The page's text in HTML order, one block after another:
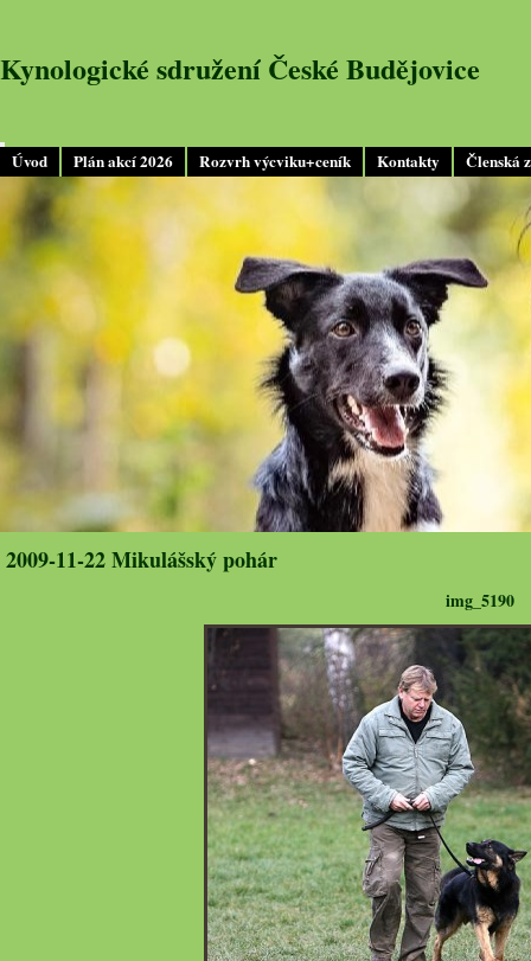
Úvod Plán akcí 2026 Rozvrh výcviku+ceník Kontakty Členská
Kynologické sdružení České Budějovice
2009-11-22 Mikulášský pohár
img_5190